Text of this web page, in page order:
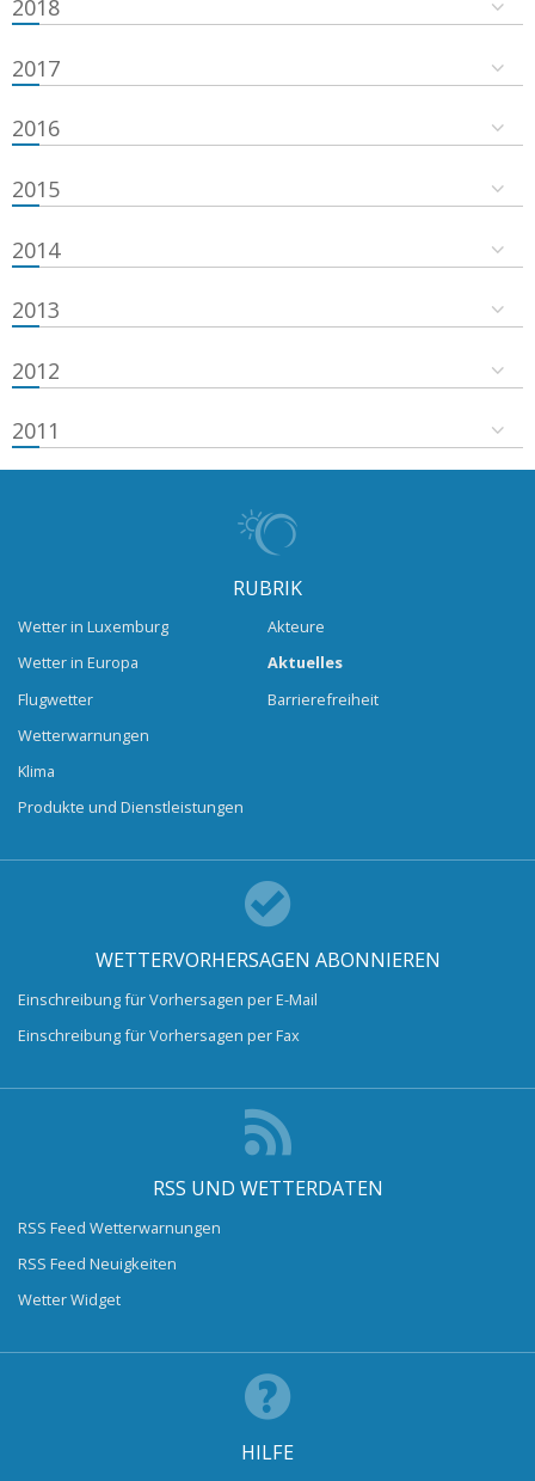
2018
2017
2016
2015
2014
2013
2012
2011
RUBRIK
Wetter in Luxemburg
Wetter in Europa
Flugwetter
Wetterwarnungen
Klima
Produkte und Dienstleistungen
Akteure
Aktuelles
Barrierefreiheit
WETTERVORHERSAGEN ABONNIEREN
Einschreibung für Vorhersagen per E-Mail
Einschreibung für Vorhersagen per Fax
RSS UND WETTERDATEN
RSS Feed Wetterwarnungen
RSS Feed Neuigkeiten
Wetter Widget
HILFE